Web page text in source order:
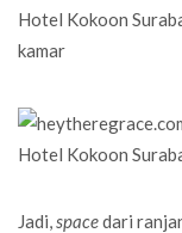
Jadi,spacedari